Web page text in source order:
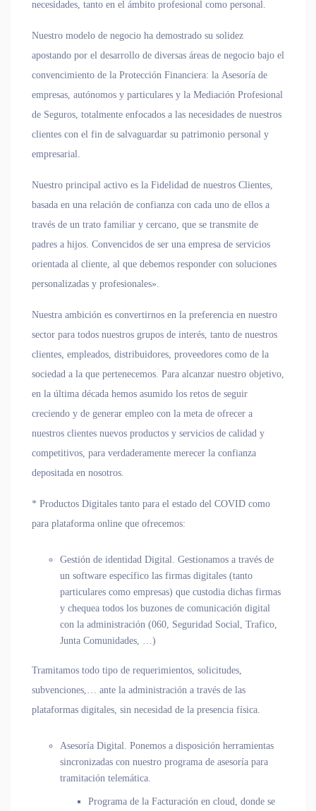
necesidades, tanto en el ámbito profesional como personal.
Nuestro modelo de negocio ha demostrado su solidez
apostando por el desarrollo de diversas áreas de negocio bajo el
convencimiento de la Protección Financiera: la Asesoría de
empresas, autónomos y particulares y la Mediación Profesional
de Seguros , totalmente enfocados a las necesidades de nuestros
clientes con el fin de salvaguardar su patrimonio personal y
empresarial.
Nuestro principal activo es la Fidelidad de nuestros Clientes
basada en una relación de confianza con cada uno de ellos a
través de un trato familiar y cercano , que se transmite de
padres a hijos. Convencidos de ser una empresa de servicios
orientada al cliente , al que debemos responder con soluciones
personalizadas y profesionales».
Nuestra ambición esconvertirnos en la preferencia en nuestro
sector para todos nuestros grupos de interés, tanto de nuestros
clientes, empleados, distribuidores, proveedores como de la
sociedad a la que pertenecemos. Para alcanzar nuestro objetivo,
en la última década hemos asumido los retos de seguir
creciendo y de generar empleo con la meta de ofrecer a
nuestros clientes nuevos productos y servicios de calidad y
competitivos, para verdaderamente merecer la confianza
depositada en nosotros.
* Productos Digitales tanto para el estado del COVID como
para plataforma online que ofrecemos:
Gestión de identidad Digital . Gestionamos a través de
un software específico las firmas digitales (tanto
particulares como empresas) que custodia dichas firmas
y chequea todos los buzones de comunicación digital
con la administración (060, Seguridad Social, Trafico,
Junta Comunidades, …)
Tramitamos todo tipo de requerimientos, solicitudes,
subvenciones,… ante la administración a través de las
plataformas digitales, sin necesidad de la presencia física.
Asesoría Digital. Ponemos a disposición herramientas
sincronizadas con nuestro programa de asesoría para
tramitación telemática.
Programa de la Facturación en cloud, donde se